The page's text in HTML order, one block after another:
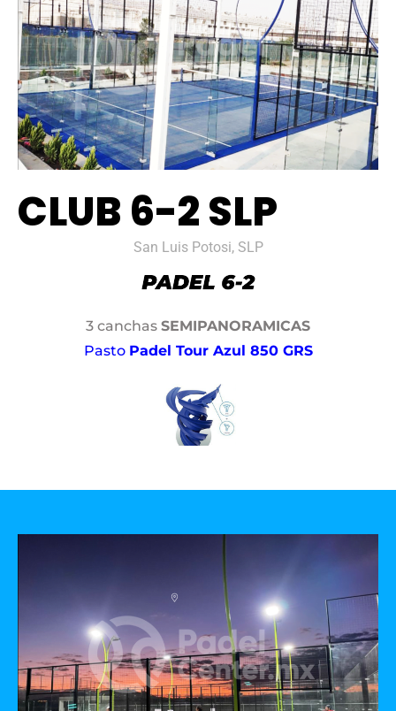
CLUB 6-2 SLP
San Luis Potosi, SLP
3 canchas SEMIPANORAMICAS
Pasto Padel Tour Azul 850 GRS